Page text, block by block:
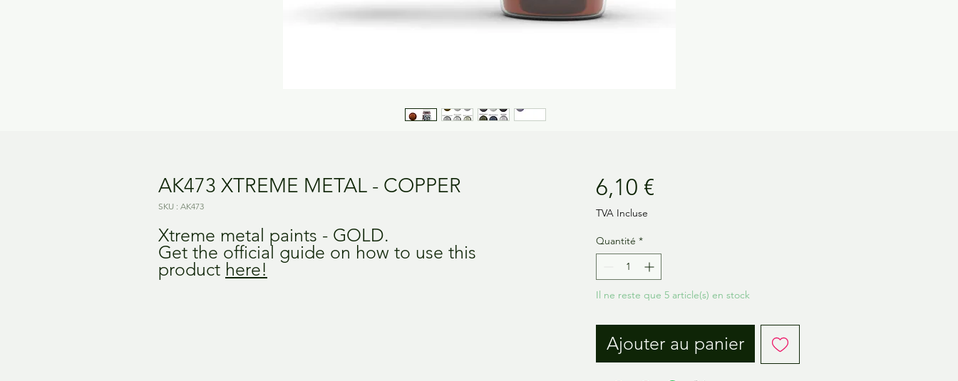
AK473 XTREME METAL - COPPER
SKU : AK473
Xtreme metal paints - GOLD.
Get the official guide on how to use this
product here!
6,10 €Prix
TVA Incluse
Quantité *
Il ne reste que 5 article(s) en stock
Ajouter au panier